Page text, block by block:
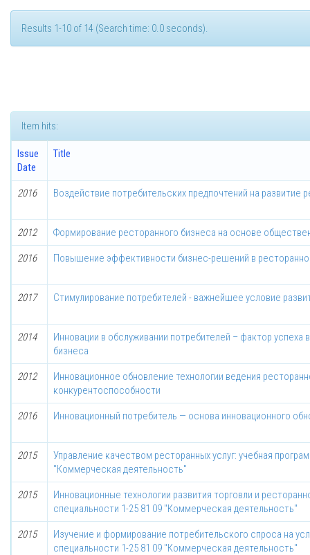
Results 1-10 of 14 (Search time: 0.0 seconds).
Item hits:
Issue
Date
Title
2016 Воздействие потребительских предпочтений на развитие
2012 Формирование ресторанного бизнеса на основе
2016 Повышение эффективности бизнес-решений в
2017 Стимулирование потребителей - важнейшее условие
2014
Инновации в обслуживании потребителей – фактор
бизнеса
2012
Инновационное обновление технологии ведения
конкурентоспособности
2016 Инновационный потребитель — основа инновационного
2015
Управление качеством ресторанных услуг: учебная
"Коммерческая деятельность"
2015
Инновационные технологии развития торговли и
специальности 1-25 81 09 "Коммерческая деятельность"
2015
Изучение и формирование потребительского спроса на
специальности 1-25 81 09 "Коммерческая деятельность"